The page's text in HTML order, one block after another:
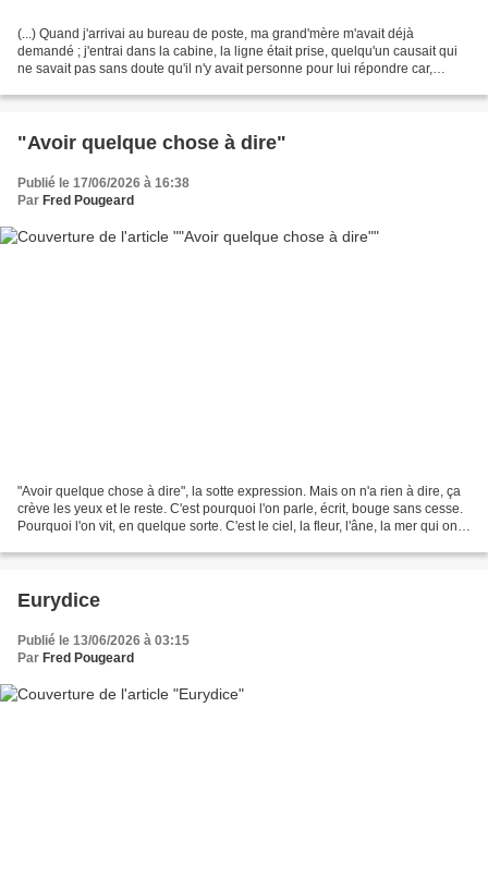
(...) Quand j'arrivai au bureau de poste, ma grand'mère m'avait déjà
demandé ; j'entrai dans la cabine, la ligne était prise, quelqu'un causait qui
ne savait pas sans doute qu'il n'y avait personne pour lui répondre car,
"Avoir quelque chose à dire"
Publié le 17/06/2026 à 16:38
Par Fred Pougeard
"Avoir quelque chose à dire", la sotte expression. Mais on n'a rien à dire, ça
crève les yeux et le reste. C'est pourquoi l'on parle, écrit, bouge sans cesse.
Pourquoi l'on vit, en quelque sorte. C'est le ciel, la fleur, l'âne, la mer qui ont
Eurydice
Publié le 13/06/2026 à 03:15
Par Fred Pougeard